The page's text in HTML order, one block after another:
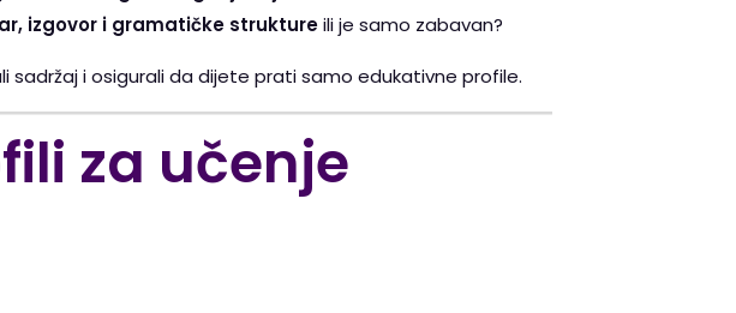
izgovor i gramatičke struktureili je samo zabavan?
sadržaj i osigurali da dijete prati samo edukativne profile.
za učenje